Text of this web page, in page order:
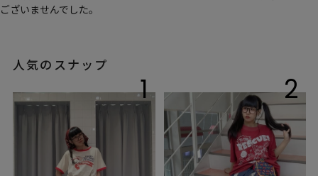
ございませんでした。
人気のスナップ
1 2